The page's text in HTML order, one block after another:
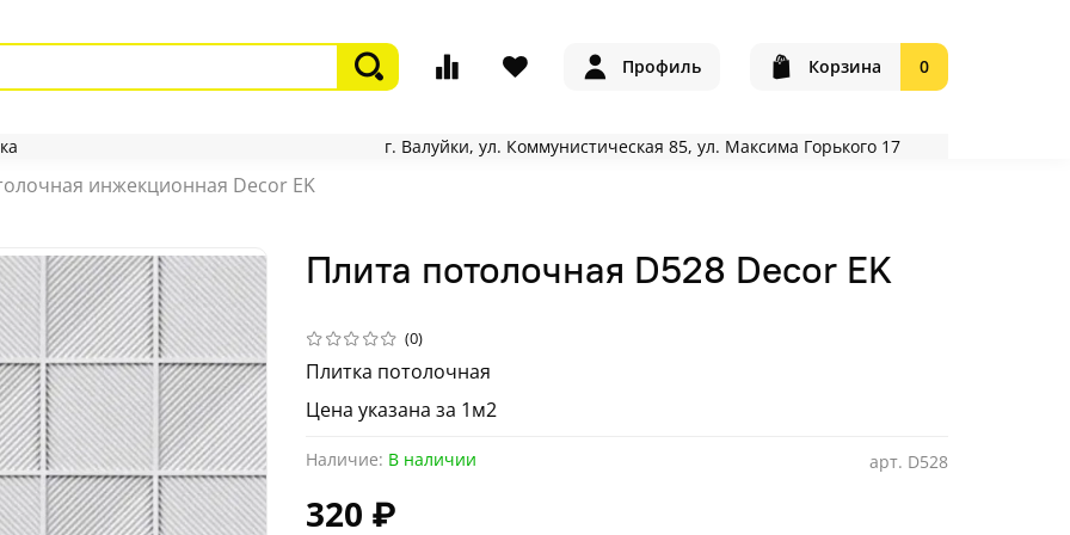
Профиль Корзина 0
г. Валуйки, ул. Коммунистическая 85, ул. Максима Горького 17
инжекционная Decor EK
(0)
арт. D528
Наличие: В наличии
Плита потолочная D528 Decor EK
320 ₽
Плитка потолочная
Цена указана за 1м2